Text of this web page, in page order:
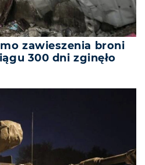
zawieszenia broni
300 dni zginęło